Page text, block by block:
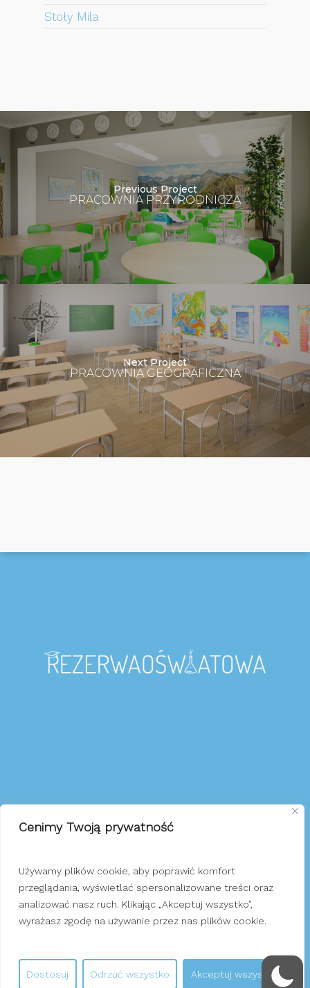
Cenimy Twoją prywatność
Używamy plików cookie, aby poprawić komfort
przeglądania, wyświetlać spersonalizowane treści oraz
analizować nasz ruch. Klikając „Akceptuj wszystko”,
wyrażasz zgodę na używanie przez nas plików cookie.
Dostosuj Odrzuć wszystko Akceptuj wszystko
Stoły Mila
Previous Project
PRACOWNIA PRZYRODNICZA
Next Project
PRACOWNIA GEOGRAFICZNA
Kontakt
Inne dotacje
Polityka prywatności